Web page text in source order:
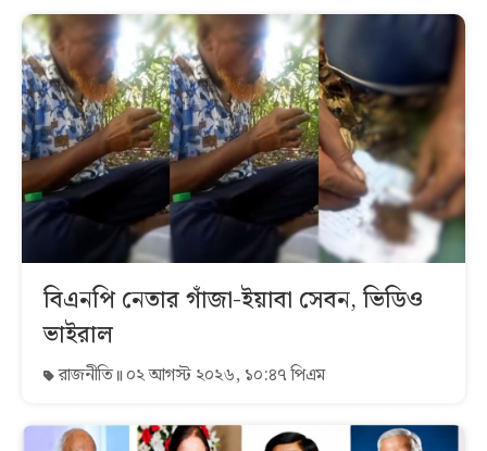
বিএনপি নেতার গাঁজা-ইয়াবা সেবন, ভিডিও
ভাইরাল
রাজনীতি ০২ আগস্ট ২০২৬, ১০:৪৭ পিএম